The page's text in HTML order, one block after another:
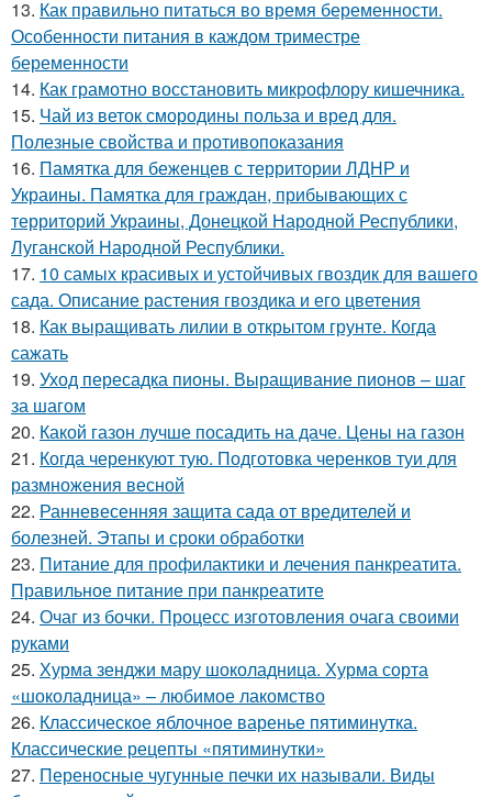
13. Как правильно питаться во время беременности.
Особенности питания в каждом триместре
беременности
14. Как грамотно восстановить микрофлору кишечника.
15. Чай из веток смородины польза и вред для.
Полезные свойства и противопоказания
16. Памятка для беженцев с территории ЛДНР и
Украины. Памятка для граждан, прибывающих с
территорий Украины, Донецкой Народной Республики,
Луганской Народной Республики.
17. 10 самых красивых и устойчивых гвоздик для вашего
сада. Описание растения гвоздика и его цветения
18. Как выращивать лилии в открытом грунте. Когда
сажать
19. Уход пересадка пионы. Выращивание пионов – шаг
за шагом
20. Какой газон лучше посадить на даче. Цены на газон
21. Когда черенкуют тую. Подготовка черенков туи для
размножения весной
22. Ранневесенняя защита сада от вредителей и
болезней. Этапы и сроки обработки
23. Питание для профилактики и лечения панкреатита.
Правильное питание при панкреатите
24. Очаг из бочки. Процесс изготовления очага своими
руками
25. Хурма зенджи мару шоколадница. Хурма сорта
«шоколадница» – любимое лакомство
26. Классическое яблочное варенье пятиминутка.
Классические рецепты «пятиминутки»
27. Переносные чугунные печки их называли. Виды